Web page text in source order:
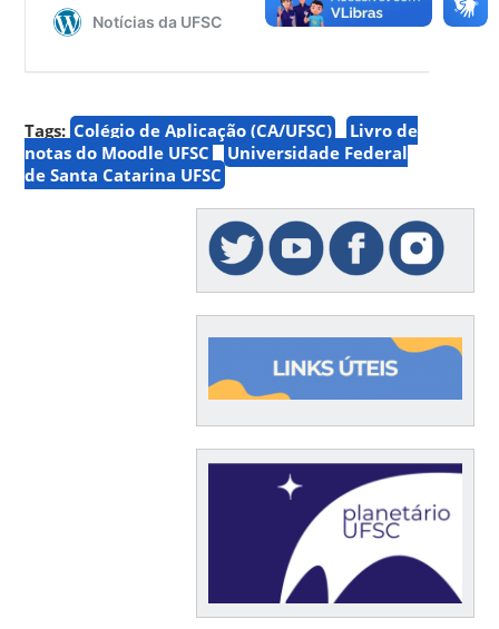
Tags: Colégio de Aplicação (CA/UFSC)
Livro de
notas do Moodle UFSC
Universidade Federal
de Santa Catarina UFSC